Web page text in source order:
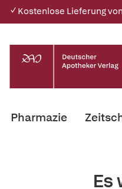
✓ Kostenlose Lieferung
Pharmazie